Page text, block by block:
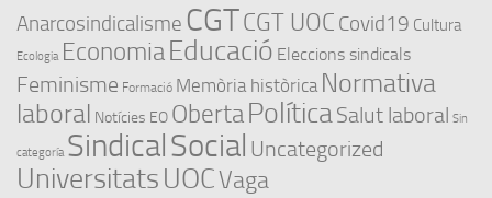
Anarcosindicalisme CGTCGT UOC Covid19 Cultura
Ecologia EconomiaEducació Eleccions sindicals
Feminisme Formació Memòria històrica Normativa
laboral Notícies EO ObertaPolíticaSalut laboral Sin
categoría SindicalSocial Uncategorized
UniversitatsUOCVaga